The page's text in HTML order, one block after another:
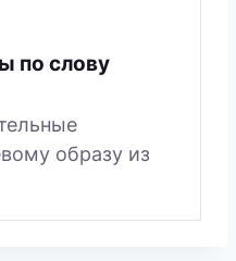
по слову
образу из